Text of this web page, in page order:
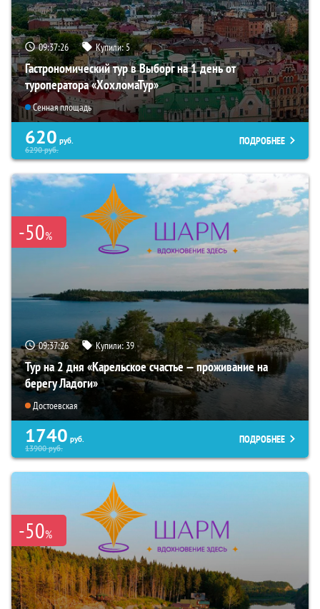
09:37:24 Купили:5
Гастрономический тур в Выборг на 1 день от
туроператора «ХохломаТур»
Сенная площадь
620 руб.
6290руб.
ПОДРОБНЕЕ
-50%
09:37:24 Купили:39
Тур на 2 дня «Карельское счастье — проживание на
берегу Ладоги»
Достоевская
1740 руб.
13900руб.
ПОДРОБНЕЕ
-50%